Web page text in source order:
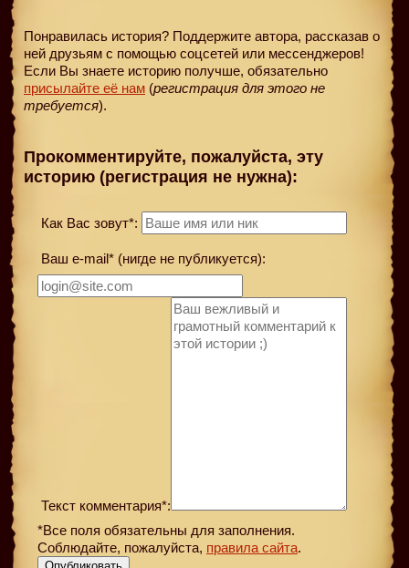
Понравилась история? Поддержите автора, рассказав о
ней друзьям с помощью соцсетей или мессенджеров!
Если Вы знаете историю получше, обязательно
присылайте её нам (регистрация для этого не
требуется).
Прокомментируйте, пожалуйста, эту
историю (регистрация не нужна):
Как Вас зовут*:
Ваш e-mail* (нигде не публикуется):
Текст комментария*:
*Все поля обязательны для заполнения.
Соблюдайте, пожалуйста, правила сайта.